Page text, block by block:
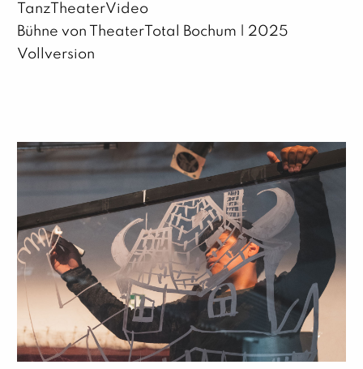
TanzTheaterVideo
Bühne von TheaterTotal Bochum | 2025
Vollversion